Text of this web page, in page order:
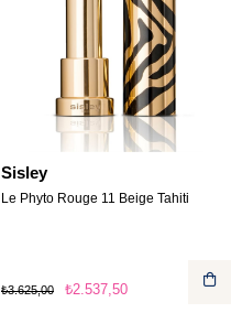
Sisley
Le Phyto Rouge 11 Beige Tahiti
₺2.537,50
₺3.625,00